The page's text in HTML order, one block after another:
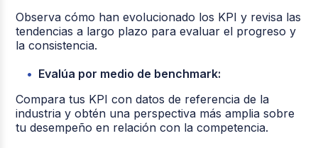
Observa cómo han evolucionado los KPI y revisa las
tendencias a largo plazo para evaluar el progreso y
la consistencia.
Evalúa por medio de benchmark:
Compara tus KPI con datos de referencia de la
industria y obtén una perspectiva más amplia sobre
tu desempeño en relación con la competencia.